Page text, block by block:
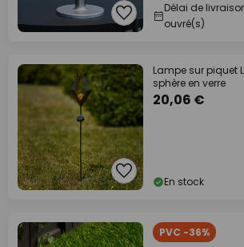
Délai de
ouvré(s)
Lampe sur piquet
sphère en verre
20,06 €
En stock
PVC -36%